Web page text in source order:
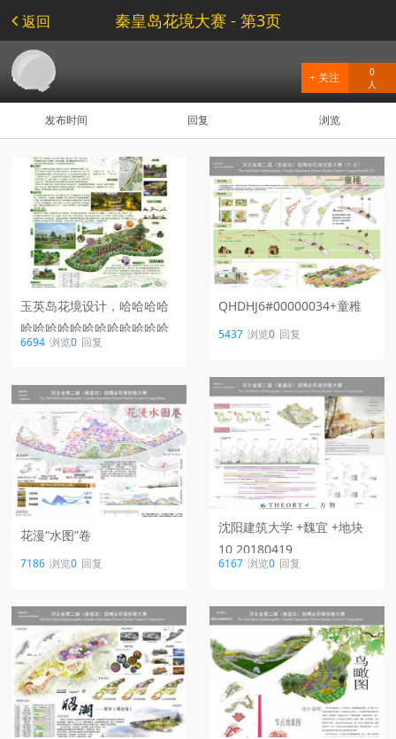
返回 秦皇岛花境大赛 - 第3页
0
人
+ 关注
发布时间 回复 浏览
玉英岛花境设计，哈哈哈哈
哈哈哈哈哈哈哈哈哈哈哈哈
哈哈哈哈哈哈哈！！
6694 浏览0 回复
花漫“水图”卷
7186 浏览0 回复
QHDHJ6#00000034+童稚
5437 浏览0 回复
沈阳建筑大学 +魏宜 +地块
10 20180419
6167 浏览0 回复